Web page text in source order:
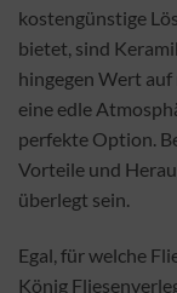
kostengünstige
bietet, sind
hingegen Wert
eine edle
perfekte Option.
Vorteile und
überlegt sein.
Egal, für welche
König